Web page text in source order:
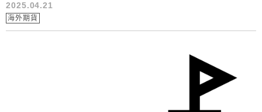
2025.04.21
海外期貨